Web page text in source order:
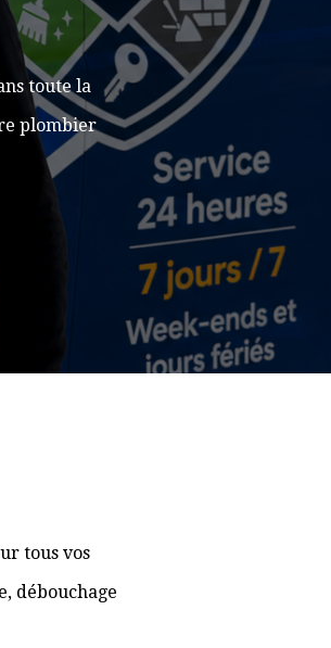
toute la
plombier
tous vos
débouchage